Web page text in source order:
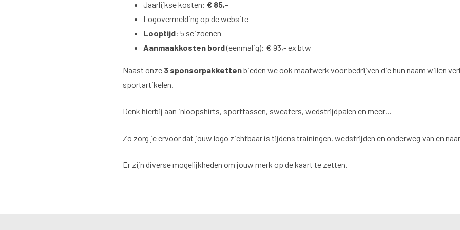
Jaarlijkse kosten: € 85,-
Logovermelding op de website
Looptijd: 5 seizoenen
Aanmaakkosten bord(eenmalig): € 93,- ex btw
Naast onze 3 sponsorpakkettenbieden we ook maatwerk voor bedrijven die hun naam willen
sportartikelen.
Denk hierbij aan inloopshirts, sporttassen, sweaters, wedstrijdpalen en meer…
Zo zorg je ervoor dat jouw logo zichtbaar is tijdens trainingen, wedstrijden en onderweg van en
Er zijn diverse mogelijkheden om jouw merk op de kaart te zetten.